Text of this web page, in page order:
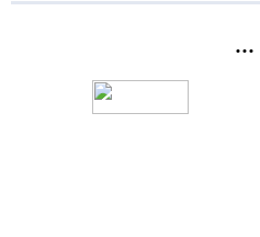
...